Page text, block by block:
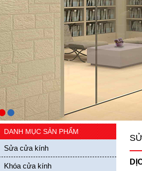
DANH MỤC SẢN PHẨM
Sửa cửa kính
Khóa cửa kính
Tay co thủy lực Netdoor, tay co thủy
lực
Giá bán: 0 VND
Mua hàng